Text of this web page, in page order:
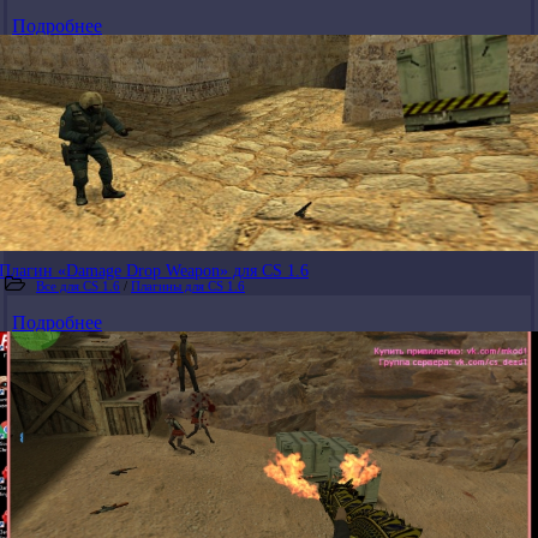
Подробнее
Плагин «Damage Drop Weapon» для CS 1.6
Все для CS 1.6 / Плагины для CS 1.6
Подробнее